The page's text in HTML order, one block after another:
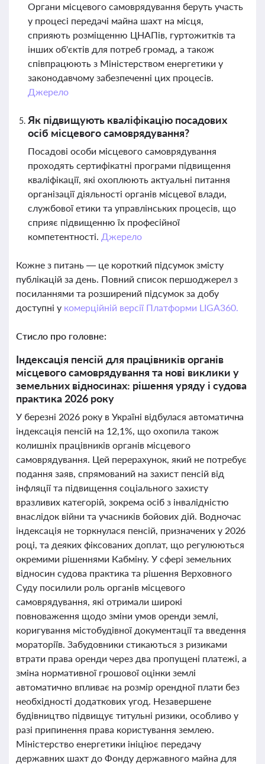
Органи місцевого самоврядування беруть участь
у процесі передачі майна шахт на місця,
сприяють розміщенню ЦНАПів, гуртожитків та
інших об'єктів для потреб громад, а також
співпрацюють з Міністерством енергетики у
законодавчому забезпеченні цих процесів.
Джерело
Як підвищують кваліфікацію посадових
осіб місцевого самоврядування?
Посадові особи місцевого самоврядування
проходять сертифікатні програми підвищення
кваліфікації, які охоплюють актуальні питання
організації діяльності органів місцевої влади,
службової етики та управлінських процесів, що
сприяє підвищенню їх професійної
компетентності. Джерело
Кожне з питань — це короткий підсумок змісту
публікацій за день. Повний список першоджерел з
посиланнями та розширений підсумок за добу
доступні у комерційній версії Платформи LIGA360.
Стисло про головне:
Індексація пенсій для працівників органів
місцевого самоврядування та нові виклики у
земельних відносинах: рішення уряду і судова
практика 2026 року
У березні 2026 року в Україні відбулася автоматична
індексація пенсій на 12,1%, що охопила також
колишніх працівників органів місцевого
самоврядування. Цей перерахунок, який не потребує
подання заяв, спрямований на захист пенсій від
інфляції та підвищення соціального захисту
вразливих категорій, зокрема осіб з інвалідністю
внаслідок війни та учасників бойових дій. Водночас
індексація не торкнулася пенсій, призначених у 2026
році, та деяких фіксованих доплат, що регулюються
окремими рішеннями Кабміну. У сфері земельних
відносин судова практика та рішення Верховного
Суду посилили роль органів місцевого
самоврядування, які отримали широкі
повноваження щодо зміни умов оренди землі,
коригування містобудівної документації та введення
мораторіїв. Забудовники стикаються з ризиками
втрати права оренди через два пропущені платежі, а
зміна нормативної грошової оцінки землі
автоматично впливає на розмір орендної плати без
необхідності додаткових угод. Незавершене
будівництво підвищує титульні ризики, особливо у
разі припинення права користування землею.
Міністерство енергетики ініціює передачу
державних шахт до Фонду державного майна для